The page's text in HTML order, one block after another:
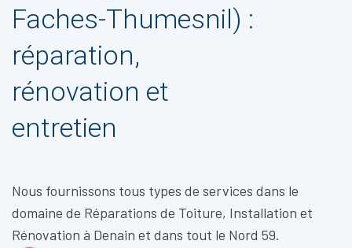
Faches-Thumesnil) :
réparation,
rénovation et
entretien
Nous fournissons tous types de services dans le
domaine de Réparations de Toiture, Installation et
Rénovation à Denain et dans tout le Nord 59.